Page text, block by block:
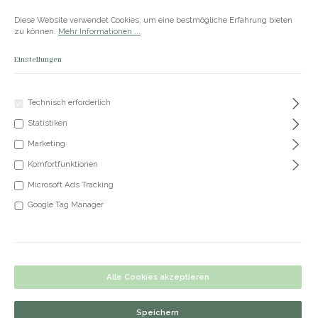
+49 5191 62 33 666
Kette Liva
Diese Website verwendet Cookies, um eine bestmögliche Erfahrung bieten
zu können. Mehr Informationen ...
Einstellungen
Technisch erforderlich
Statistiken
Marketing
Komfortfunktionen
Microsoft Ads Tracking
Google Tag Manager
Alle Cookies akzeptieren
Speichern